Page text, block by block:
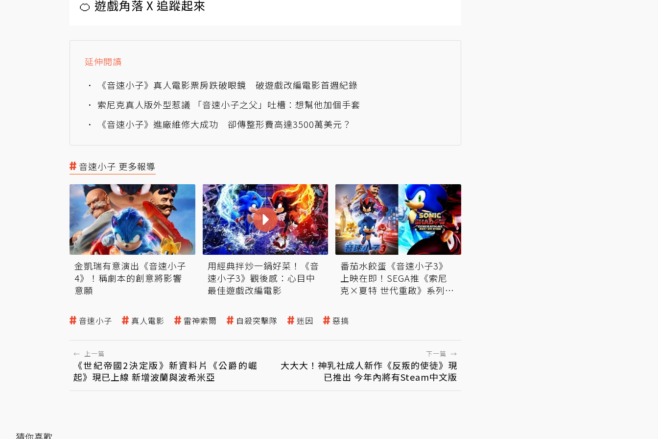
🍊 遊戲角落 X 追蹤起來
延伸閱讀
《音速小子》真人電影票房跌破眼鏡 破遊戲改編電影首週紀錄
索尼克真人版外型惹議 「音速小子之父」吐槽：想幫他加個手套
《音速小子》進廠維修大成功 卻傳整形費高達3500萬美元？
音速小子 更多報導
金凱瑞有意演出《音速小子
4》！稱劇本的創意將影響
意願
用經典拌炒一鍋好菜！《音
速小子3》觀後感：心目中
最佳遊戲改編電影
番茄水餃蛋《音速小子3》
上映在即！SEGA推《索尼
克×夏特 世代重啟》系列活
音速小子 真人電影 雷神索爾 自殺突擊隊 迷因 惡搞
← 上一篇
《世紀帝國2決定版》新資料片《公爵的崛
起》現已上線 新增波蘭與波希米亞
下一篇 →
大大大！神乳社成人新作《反叛的使徒》現
已推出 今年內將有Steam中文版